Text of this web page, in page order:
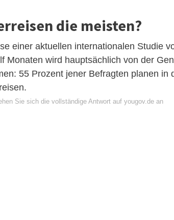
die meisten?
einer aktuellen internationalen Studie
Monaten wird hauptsächlich von der
55 Prozent jener Befragten planen in
Sie sich die vollständige Antwort auf yougov.de an